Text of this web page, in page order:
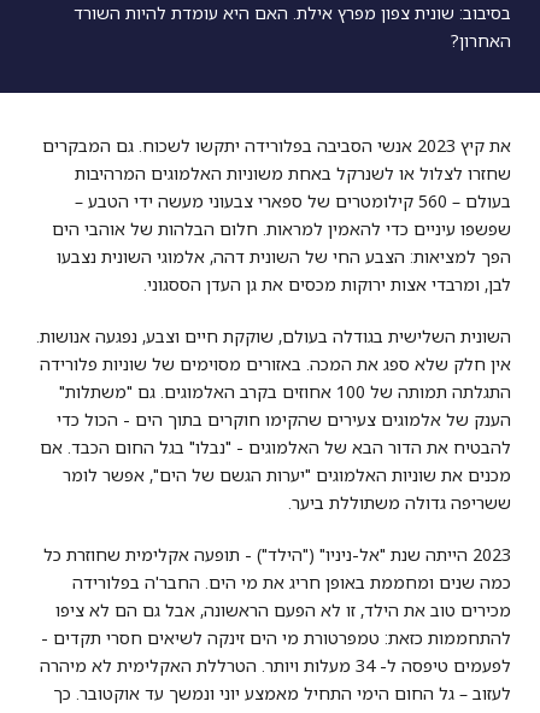
בסיבוב: שונית צפון מפרץ אילת. האם היא עומדת להיות השורד
האחרון?
את קיץ 2023 אנשי הסביבה בפלורידה יתקשו לשכוח. גם המבקרים
שחזרו לצלול או לשנרקל באחת משוניות האלמוגים המרהיבות
בעולם – 560 קילומטרים של ספארי צבעוני מעשה ידי הטבע –
שפשפו עיניים כדי להאמין למראות. חלום הבלהות של אוהבי הים
הפך למציאות: הצבע החי של השונית דהה, אלמוגי השונית נצבעו
לבן, ומרבדי אצות ירוקות מכסים את גן העדן הססגוני.
השונית השלישית בגודלה בעולם, שוקקת חיים וצבע, נפגעה אנושות.
אין חלק שלא ספג את המכה. באזורים מסוימים של שוניות פלורידה
התגלתה תמותה של 100 אחוזים בקרב האלמוגים. גם "משתלות"
הענק של אלמוגים צעירים שהקימו חוקרים בתוך הים - הכול כדי
להבטיח את הדור הבא של האלמוגים - "נבלו" בגל החום הכבד. אם
מכנים את שוניות האלמוגים "יערות הגשם של הים", אפשר לומר
ששריפה גדולה משתוללת ביער.
2023 הייתה שנת "אל-ניניו" ("הילד") - תופעה אקלימית שחוזרת כל
כמה שנים ומחממת באופן חריג את מי הים. החבר'ה בפלורידה
מכירים טוב את הילד, זו לא הפעם הראשונה, אבל גם הם לא ציפו
להתחממות כזאת: טמפרטורת מי הים זינקה לשיאים חסרי תקדים -
לפעמים טיפסה ל- 34 מעלות ויותר. הטרללת האקלימית לא מיהרה
לעזוב – גל החום הימי התחיל מאמצע יוני ונמשך עד אוקטובר. כך